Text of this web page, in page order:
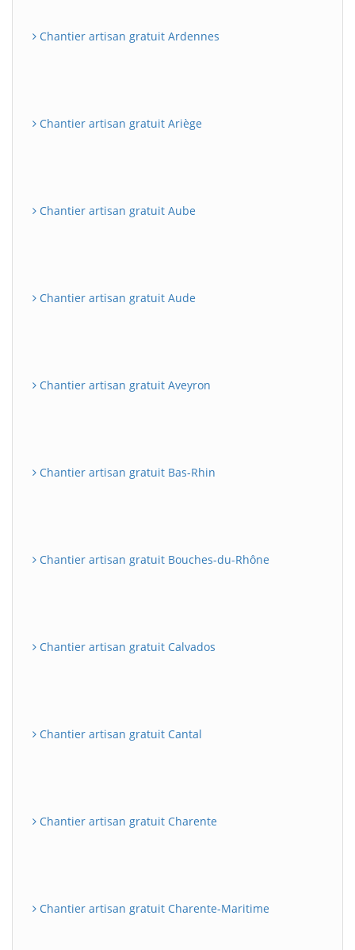
Chantier artisan gratuit Ardennes
Chantier artisan gratuit Ariège
Chantier artisan gratuit Aube
Chantier artisan gratuit Aude
Chantier artisan gratuit Aveyron
Chantier artisan gratuit Bas-Rhin
Chantier artisan gratuit Bouches-du-Rhône
Chantier artisan gratuit Calvados
Chantier artisan gratuit Cantal
Chantier artisan gratuit Charente
Chantier artisan gratuit Charente-Maritime